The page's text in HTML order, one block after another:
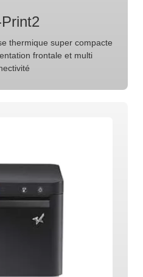
thermique super compacte
frontale et multi